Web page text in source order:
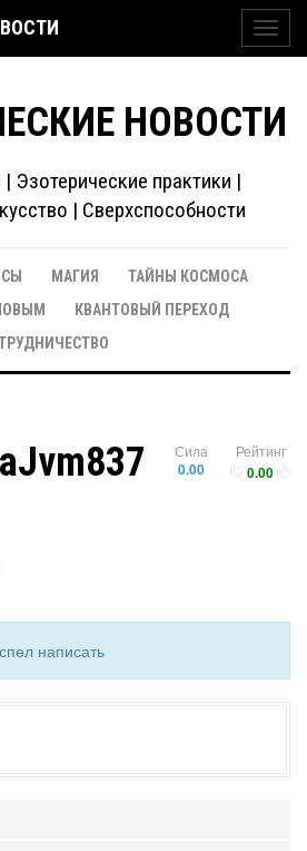
НОВОСТИ
Эзотерические практики |
| Сверхспособности
МАГИЯ
ТАЙНЫ КОСМОСА
КВАНТОВЫЙ ПЕРЕХОД
Рейтинг
0.00
Сила
0.00
написать